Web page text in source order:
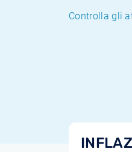
Controlla gli